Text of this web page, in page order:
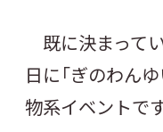
既に決まって
日に「ぎのわん
物系イベントです